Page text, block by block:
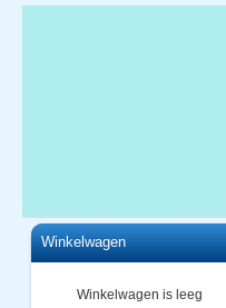
Winkelwagen
Winkelwagen is leeg